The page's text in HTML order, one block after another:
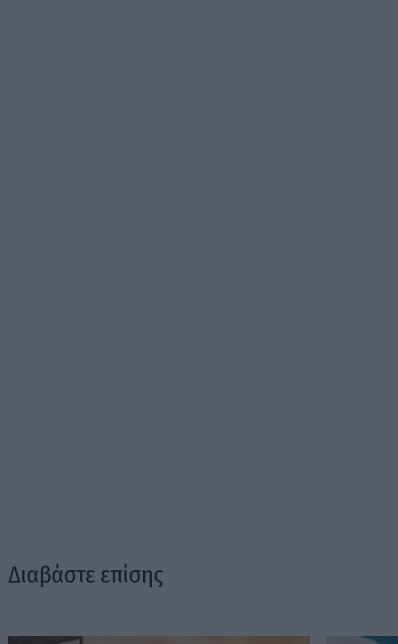
Διαβάστε επίσης